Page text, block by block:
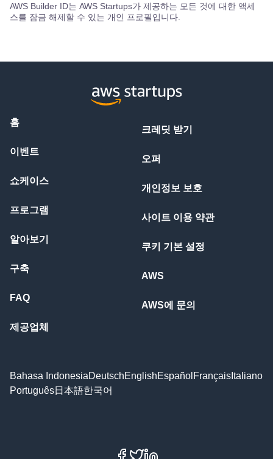
AWS Builder ID는 AWS Startups가 제공하는 모든 것에 대한 액세
스를 잠금 해제할 수 있는 개인 프로필입니다.
홈
이벤트
쇼케이스
프로그램
알아보기
구축
FAQ
제공업체
크레딧 받기
오퍼
개인정보 보호
사이트 이용 약관
쿠키 기본 설정
AWS
AWS에 문의
Bahasa IndonesiaDeutschEnglishEspañol Français Italiano
Português日本語한국어
Facebook
X